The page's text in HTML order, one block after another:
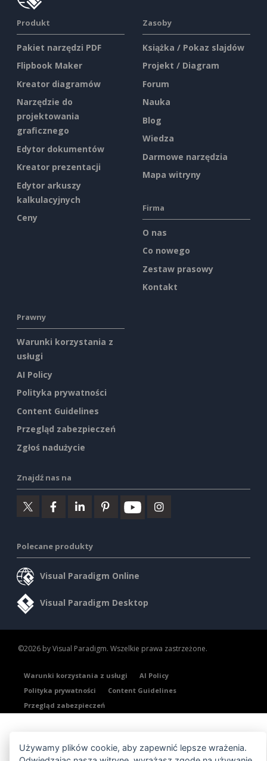
Produkt
Pakiet narzędzi PDF
Flipbook Maker
Kreator diagramów
Narzędzie do
projektowania
graficznego
Edytor dokumentów
Kreator prezentacji
Edytor arkuszy
kalkulacyjnych
Ceny
Zasoby
Książka / Pokaz slajdów
Projekt / Diagram
Forum
Nauka
Blog
Wiedza
Darmowe narzędzia
Mapa witryny
Firma
O nas
Co nowego
Zestaw prasowy
Kontakt
Prawny
Warunki korzystania z
usługi
AI Policy
Polityka prywatności
Content Guidelines
Przegląd zabezpieczeń
Zgłoś nadużycie
Znajdź nas na
Polecane produkty
Visual Paradigm Online
Visual Paradigm Desktop
©2026 by Visual Paradigm. Wszelkie prawa zastrzeżone.
Warunki korzystania z usługi
AI Policy
Polityka prywatności
Content Guidelines
Przegląd zabezpieczeń
Używamy plików cookie, aby zapewnić lepsze wrażenia.